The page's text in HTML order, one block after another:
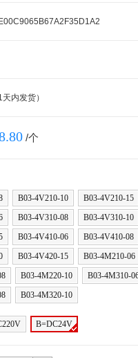
内发货）
/个
B03-4V210-10 B03-4V210-15
B03-4V310-08 B03-4V310-10
B03-4V410-06 B03-4V410-08
B03-4V420-15 B03-4M210-06
B03-4M220-10 B03-4M310-
B03-4M320-10
B=DC24V